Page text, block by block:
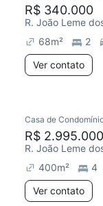
R$ 340.000
R. João Leme
68m² 2
Ver contato
Casa de
R$ 2.995.000
R. João Leme
400m² 4
Ver contato